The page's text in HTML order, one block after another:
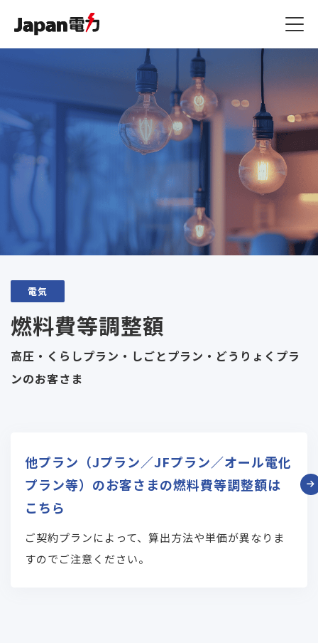
燃料費等調整額
JSプラン
原料費調整額
ご利用規約・約款
ガス漏れ時の緊急対応
ジャパン家電修理アシスト
ジャパン端末アシスト
ジャパン駆けつけアシスト
その他
コラム一覧
よくある質問 / お問い合
わせ
マイページ
電気
燃料費等調整額
高圧・くらしプラン・しごとプラン・どうりょくプラ
ンのお客さま
他プラン（Jプラン／JFプラン／オール電化
プラン等）のお客さまの燃料費等調整額は
こちら
ご契約プランによって、算出方法や単価が異なりま
すのでご注意ください。